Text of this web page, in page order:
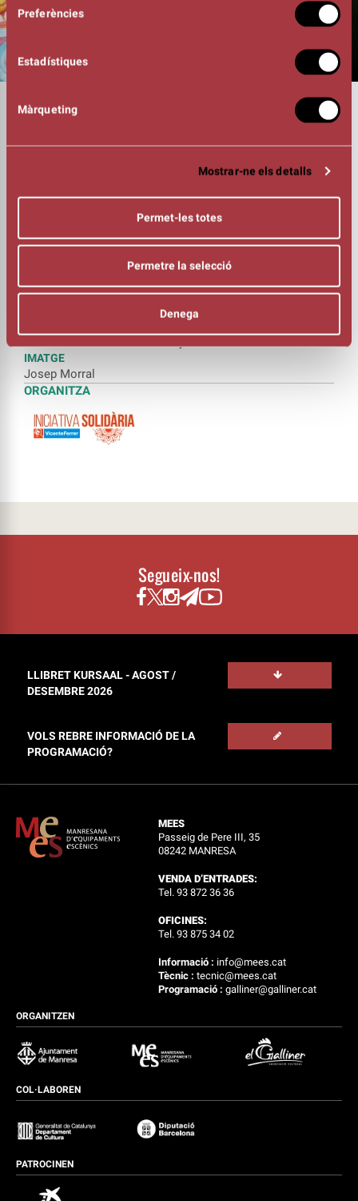
Preferències
Estadístiques
Màrqueting
Mostrar-ne els detalls
Permet-les totes
Permetre la selecció
Denega
DURADA
01:30h
Celeste Alías i Santi Careta
Coral Escriny i Manel Camp (dir. Marc Reguant)
Lídia Pujol i Manel Camp Quartet
Zàping
Ramon Escalé i Esclat Gospel Singers
IMATGE
Josep Morral
ORGANITZA
Segueix-nos!
LLIBRET KURSAAL - AGOST /
DESEMBRE 2026
VOLS REBRE INFORMACIÓ DE LA
PROGRAMACIÓ?
MEES
Passeig de Pere III, 35
08242 MANRESA
VENDA D’ENTRADES:
Tel. 93 872 36 36
OFICINES:
Tel. 93 875 34 02
Informació : info@mees.cat
Tècnic :tecnic@mees.cat
Programació :galliner@galliner.cat
ORGANITZEN
COL·LABOREN
PATROCINEN